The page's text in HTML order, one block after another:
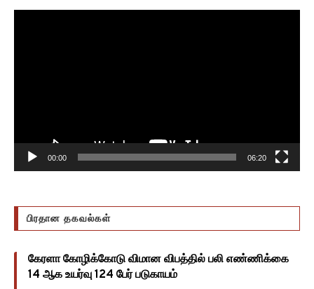
00:00 06:20
பிரதான தகவல்கள்
கேரளா கோழிக்கோடு விமான விபத்தில் பலி எண்ணிக்கை
14 ஆக உயர்வு 124 பேர் படுகாயம்